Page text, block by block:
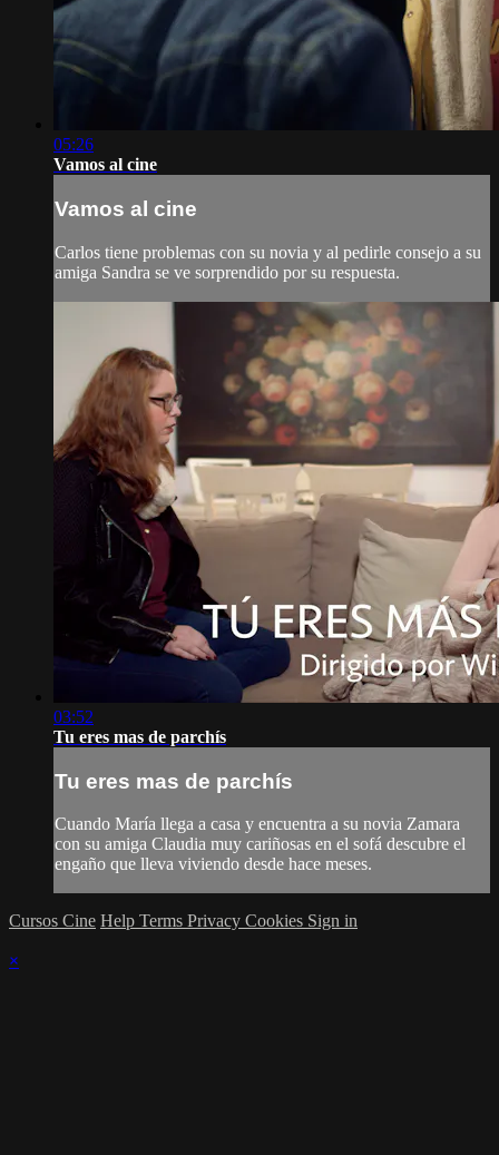
05:26
Vamos al cine
Vamos al cine
Carlos tiene problemas con su novia y al pedirle consejo a su
amiga Sandra se ve sorprendido por su respuesta.
03:52
Tu eres mas de parchís
Tu eres mas de parchís
Cuando María llega a casa y encuentra a su novia Zamara
con su amiga Claudia muy cariñosas en el sofá descubre el
engaño que lleva viviendo desde hace meses.
Cursos Cine Help Terms Privacy Cookies Sign in
×